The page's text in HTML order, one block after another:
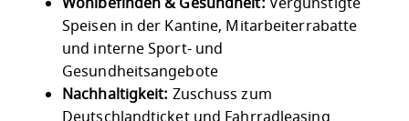
Speisen in der Kantine, Mitarbeiterrabatte
und interne Sport- und
Gesundheitsangebote
Nachhaltigkeit: Zuschuss zum